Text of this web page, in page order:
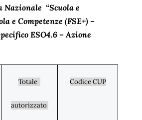
“Scuola e
e Competenze (FSE+) –
ESO4.6 – Azione
Totale
autorizzato
Codice CUP